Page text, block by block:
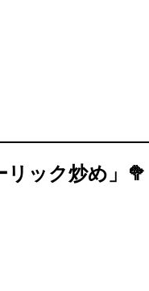
リック炒め」🥦